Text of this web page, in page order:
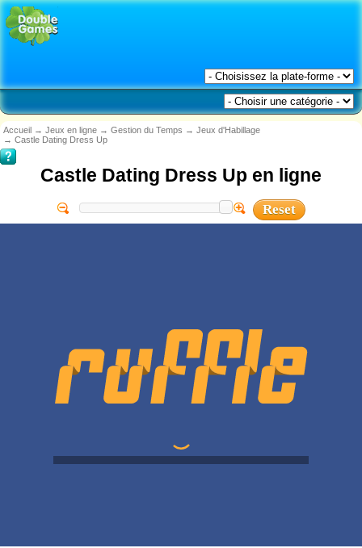
Accueil → Jeux en ligne → Gestion du Temps → Jeux d'Habillage
→ Castle Dating Dress Up
Castle Dating Dress Up en ligne
Reset